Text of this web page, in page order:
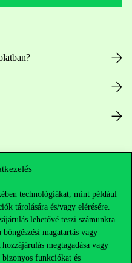
technológiákat, mint például
tárolására és/vagy elérésére.
lehetővé teszi számunkra
magatartás vagy
megtagadása vagy
bizonyos funkciókat és